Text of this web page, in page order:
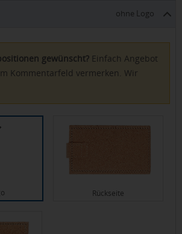
ohne Logo
gewünscht?Einfach Angebot
Kommentarfeld vermerken. Wir
Rückseite